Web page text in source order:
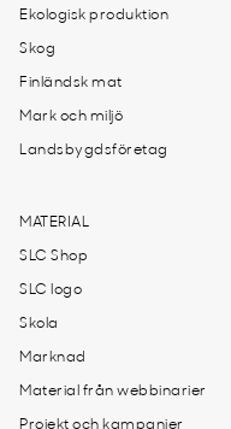
Ekologisk produktion
Skog
Finländsk mat
Mark och miljö
Landsbygdsföretag
MATERIAL
SLC Shop
SLC logo
Skola
Marknad
Material från webbinarier
Projekt och kampanjer